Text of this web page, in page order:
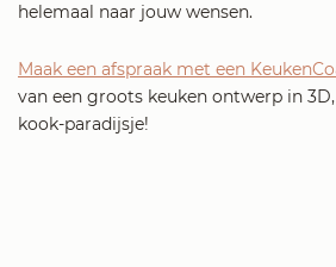
helemaal naar jouw wensen.
Maak een afspraak met een
van een groots keuken ontwerp in
kook-paradijsje!